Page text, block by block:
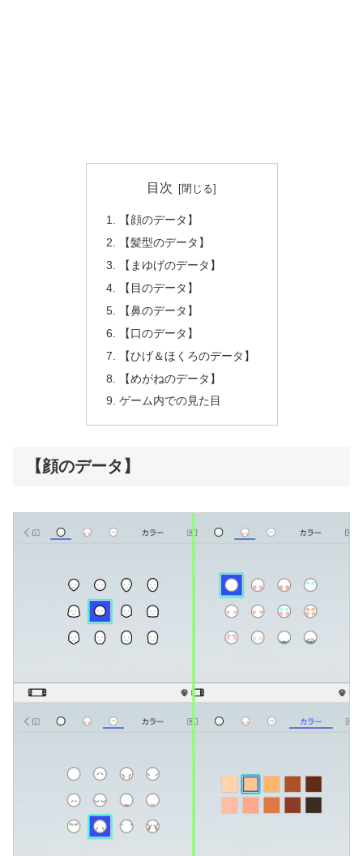
目次
【顔のデータ】
【髪型のデータ】
【まゆげのデータ】
【目のデータ】
【鼻のデータ】
【口のデータ】
【ひげ＆ほくろのデータ】
【めがねのデータ】
ゲーム内での見た目
【顔のデータ】